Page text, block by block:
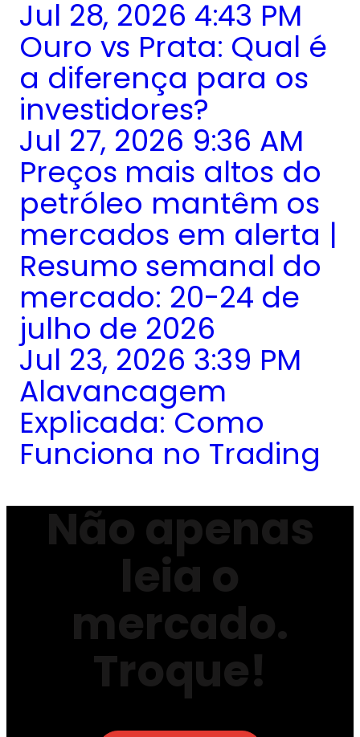
Jul 28, 2026 4:43 PM
Ouro vs Prata: Qual é
a diferença para os
investidores?
Jul 27, 2026 9:36 AM
Preços mais altos do
petróleo mantêm os
mercados em alerta |
Resumo semanal do
mercado: 20-24 de
julho de 2026
Jul 23, 2026 3:39 PM
Alavancagem
Explicada: Como
Funciona no Trading
Não apenas
leia o
mercado.
Troque!